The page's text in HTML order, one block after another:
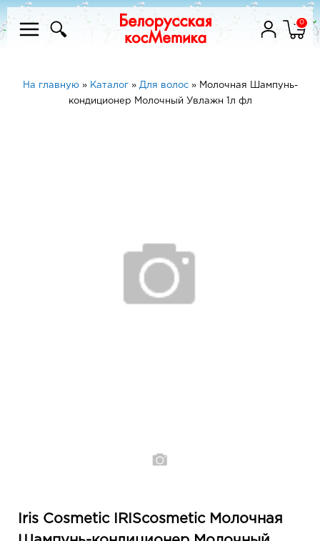
0
На главную» Каталог» Для волос» Молочная Шампунь-
кондиционер Молочный Увлажн 1л фл
Iris Cosmetic IRIScosmetic Молочная